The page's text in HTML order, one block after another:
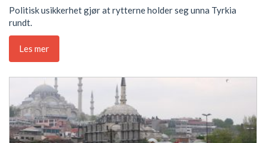
Politisk usikkerhet gjør at rytterne holder seg unna Tyrkia
rundt.
Les mer